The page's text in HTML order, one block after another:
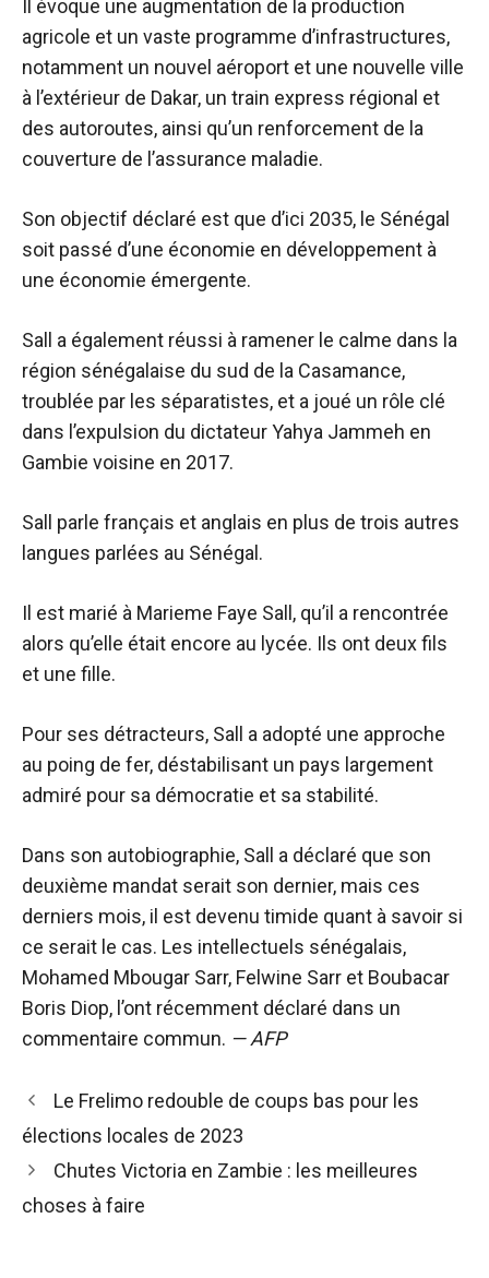
Il évoque une augmentation de la production
agricole et un vaste programme d’infrastructures,
notamment un nouvel aéroport et une nouvelle ville
à l’extérieur de Dakar, un train express régional et
des autoroutes, ainsi qu’un renforcement de la
couverture de l’assurance maladie.
Son objectif déclaré est que d’ici 2035, le Sénégal
soit passé d’une économie en développement à
une économie émergente.
Sall a également réussi à ramener le calme dans la
région sénégalaise du sud de la Casamance,
troublée par les séparatistes, et a joué un rôle clé
dans l’expulsion du dictateur Yahya Jammeh en
Gambie voisine en 2017.
Sall parle français et anglais en plus de trois autres
langues parlées au Sénégal.
Il est marié à Marieme Faye Sall, qu’il a rencontrée
alors qu’elle était encore au lycée. Ils ont deux fils
et une fille.
Pour ses détracteurs, Sall a adopté une approche
au poing de fer, déstabilisant un pays largement
admiré pour sa démocratie et sa stabilité.
Dans son autobiographie, Sall a déclaré que son
deuxième mandat serait son dernier, mais ces
derniers mois, il est devenu timide quant à savoir si
ce serait le cas. Les intellectuels sénégalais,
Mohamed Mbougar Sarr, Felwine Sarr et Boubacar
Boris Diop, l’ont récemment déclaré dans un
commentaire commun. — AFP
Navigation
des
Le Frelimo redouble de coups bas pour les
élections locales de 2023
Chutes Victoria en Zambie : les meilleures
choses à faire